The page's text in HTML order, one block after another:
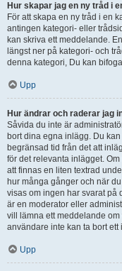
Hur skapar jag en ny tråd i
För att skapa en ny tråd i en
antingen kategori- eller
kan skriva ett meddelande.
längst ner på kategori- och
denna kategori, Du kan
Upp
Hur ändrar och raderar jag
Såvida du inte är
bort dina egna inlägg. Du
begränsad tid från det att
för det relevanta inlägget.
att finnas en liten textrad
hur många gånger och när
visas om ingen har svarat på
är en moderator eller
vill lämna ett meddelande
användare inte kan ta bort
Upp